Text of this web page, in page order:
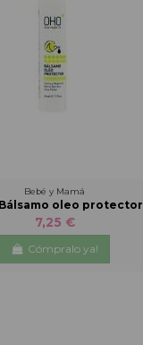
Bebé y Mamá
oleo protector
7,25 €
Cómpralo ya!